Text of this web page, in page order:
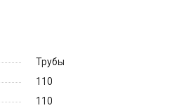
Трубы
110
110